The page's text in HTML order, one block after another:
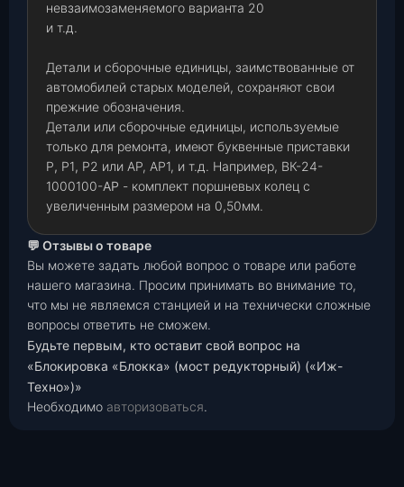
невзаимозаменяемого варианта 20
и т.д.
Детали и сборочные единицы, заимствованные от
автомобилей старых моделей, сохраняют свои
прежние обозначения.
Детали или сборочные единицы, используемые
только для ремонта, имеют буквенные приставки
Р, Р1, Р2 или АР, АР1, и т.д. Например, ВК-24-
1000100-АР - комплект поршневых колец с
увеличенным размером на 0,50мм.
💬 Отзывы о товаре
Вы можете задать любой вопрос о товаре или работе
нашего магазина. Просим принимать во внимание то,
что мы не являемся станцией и на технически сложные
вопросы ответить не сможем.
Будьте первым, кто оставит свой вопрос на
«Блокировка «Блокка» (мост редукторный) («Иж-
Техно»)»
Необходимо авторизоваться.